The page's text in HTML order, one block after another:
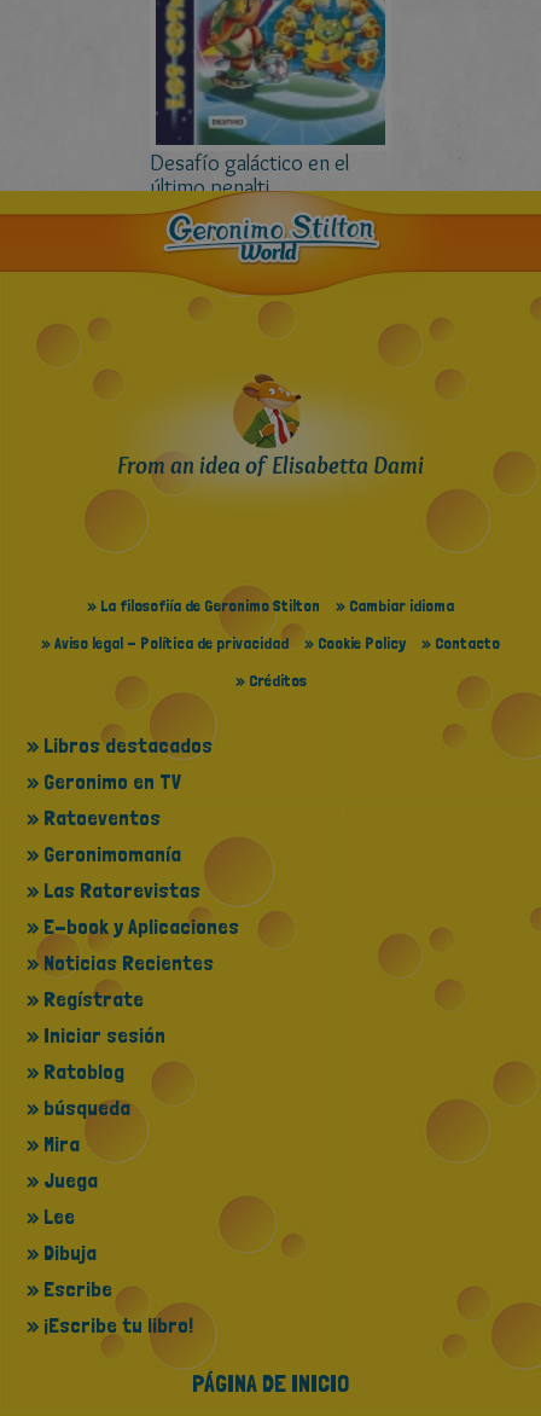
Desafío galáctico en el
último penalti
From an idea of Elisabetta Dami
» La filosofiía de Geronimo Stilton
» Cambiar idioma
» Aviso legal - Política de privacidad
» Cookie Policy
» Contacto
» Créditos
» Libros destacados
» Geronimo en TV
» Ratoeventos
» Geronimomanía
» Las Ratorevistas
» E-book y Aplicaciones
» Noticias Recientes
» Regístrate
» Iniciar sesión
» Ratoblog
» búsqueda
» Mira
» Juega
» Lee
» Dibuja
» Escribe
» ¡Escribe tu libro!
PÁGINA DE INICIO